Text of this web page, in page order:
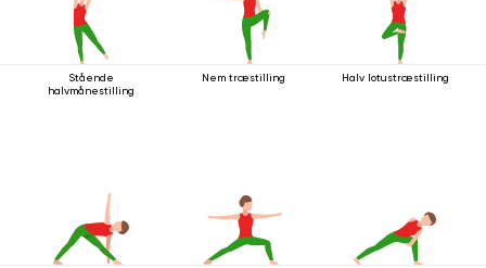
Stående
halvmånestilling
Nem træstilling Halv lotustræstilling